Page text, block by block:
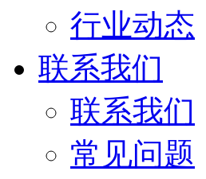
行业动态
联系我们
联系我们
常见问题